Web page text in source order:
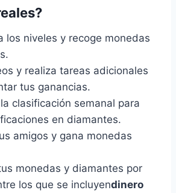
los niveles y recoge monedas
y realiza tareas adicionales
tus ganancias.
clasificación semanal para
en diamantes.
amigos y gana monedas
monedas y diamantes por
los que se incluyendinero